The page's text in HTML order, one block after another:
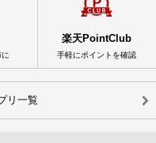
楽天PointClub
手軽にポイントを確認
リ一覧